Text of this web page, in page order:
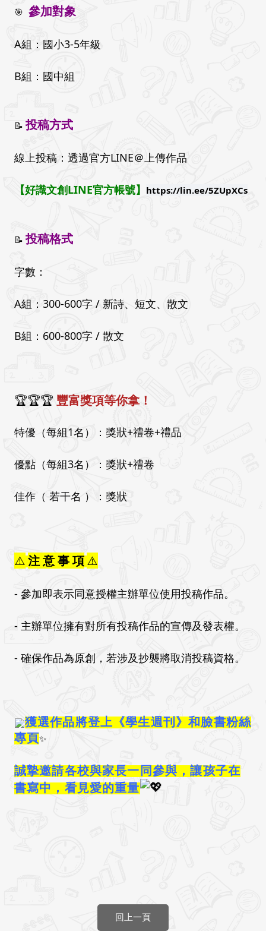
🎯 參加對象
A組：國小3-5年級
B組：國中組
📝 投稿方式
線上投稿：透過官方LINE＠上傳作品
【好識文創LINE官方帳號】 https://lin.ee/5ZUpXCs
📝 投稿格式
字數：
A組 ： 300-600字 / 新詩、短文、散文
B組 ： 600-800字 / 散文
🏆🏆🏆 豐富獎項等你拿！
特優（每組1名）：獎狀+禮卷+禮品
優點（每組3名）：獎狀+禮卷
佳作（ 若干名 ）：獎狀
⚠️注 意 事 項⚠️
- 參加即表示同意授權主辦單位使用投稿作品。
- 主辦單位擁有對所有投稿作品的宣傳及發表權。
- 確保作品為原創，若涉及抄襲將取消投稿資格。
獲選作品將登上《學生週刊》和臉書粉絲
專頁✨
誠摯邀請各校與家長一同參與，讓孩子在
書寫中，看見愛的重量
回上一頁